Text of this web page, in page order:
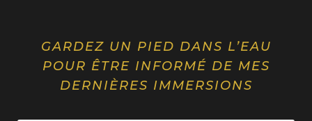
GARDEZ UN PIED DANS L’EAU
POUR ÊTRE INFORMÉ DE MES
DERNIÈRES IMMERSIONS